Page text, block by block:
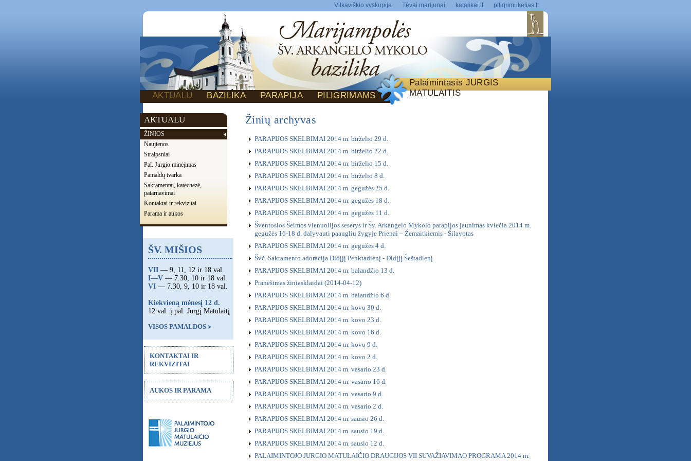
Vilkaviškio vyskupija Tėvai marijonai katalikai.lt piligrimukelias.lt
Palaimintasis JURGIS
MATULAITIS
AKTUALU BAZILIKA PARAPIJA PILIGRIMAMS
Žinių archyvas
PARAPIJOS SKELBIMAI 2014 m. birželio 29 d.
PARAPIJOS SKELBIMAI 2014 m. birželio 22 d.
PARAPIJOS SKELBIMAI 2014 m. birželio 15 d.
PARAPIJOS SKELBIMAI 2014 m. birželio 8 d.
PARAPIJOS SKELBIMAI 2014 m. gegužės 25 d.
PARAPIJOS SKELBIMAI 2014 m. gegužės 18 d.
PARAPIJOS SKELBIMAI 2014 m. gegužės 11 d.
Šventosios Šeimos vienuolijos seserys ir Šv. Arkangelo Mykolo parapijos jaunimas kviečia 2014 m.
gegužės 16-18 d. dalyvauti paauglių žygyje Prienai – Žemaitkiemis - Šilavotas
PARAPIJOS SKELBIMAI 2014 m. gegužės 4 d.
Švč. Sakramento adoracija Didįjį Penktadienį - Didįjį Šeštadienį
PARAPIJOS SKELBIMAI 2014 m. balandžio 13 d.
Pranešimas žiniasklaidai (2014-04-12)
PARAPIJOS SKELBIMAI 2014 m. balandžio 6 d.
PARAPIJOS SKELBIMAI 2014 m. kovo 30 d.
PARAPIJOS SKELBIMAI 2014 m. kovo 23 d.
PARAPIJOS SKELBIMAI 2014 m. kovo 16 d.
PARAPIJOS SKELBIMAI 2014 m. kovo 9 d.
PARAPIJOS SKELBIMAI 2014 m. kovo 2 d.
PARAPIJOS SKELBIMAI 2014 m. vasario 23 d.
PARAPIJOS SKELBIMAI 2014 m. vasario 16 d.
PARAPIJOS SKELBIMAI 2014 m. vasario 9 d.
PARAPIJOS SKELBIMAI 2014 m. vasario 2 d.
PARAPIJOS SKELBIMAI 2014 m. sausio 26 d.
PARAPIJOS SKELBIMAI 2014 m. sausio 19 d.
PARAPIJOS SKELBIMAI 2014 m. sausio 12 d.
PALAIMINTOJO JURGIO MATULAIČIO DRAUGIJOS VII SUVAŽIAVIMAO PROGRAMA 2014 m.
AKTUALU
ŽINIOS
Naujienos
Straipsniai
Pal. Jurgio minėjimas
Pamaldų tvarka
Sakramentai, katechezė,
patarnavimai
Kontaktai ir rekvizitai
Parama ir aukos
ŠV. MIŠIOS
VII — 9, 11, 12 ir 18 val.
I—V — 7.30, 10 ir 18 val.
VI — 7.30, 9, 10 ir 18 val.
Kiekvieną mėnesį 12 d.
12 val. į pal. Jurgį Matulaitį
VISOS PAMALDOS ▹
KONTAKTAI IR
REKVIZITAI
AUKOS IR PARAMA